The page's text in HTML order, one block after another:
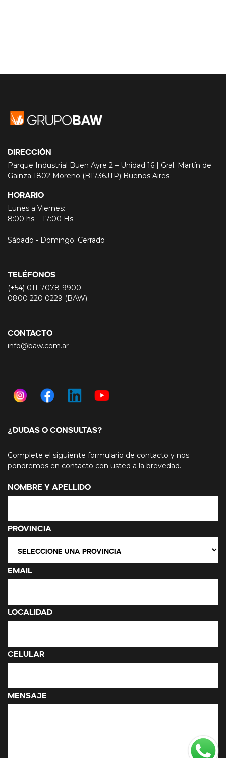
¿DUDAS O CONSULTAS?
Complete el siguiente formulario de contacto y nos
pondremos en contacto con usted a la brevedad.
Nombre y Apellido
Provincia
Email
Localidad
Celular
Mensaje
DIRECCIÓN
Parque Industrial Buen Ayre 2 – Unidad 16 | Gral. Martín de
Gainza 1802 Moreno (B1736JTP) Buenos Aires
HORARIO
Lunes a Viernes:
8:00 hs. - 17:00 Hs.
Sábado - Domingo: Cerrado
TELÉFONOS
(+54) 011-7078-9900
0800 220 0229 (BAW)
CONTACTO
info@baw.com.ar